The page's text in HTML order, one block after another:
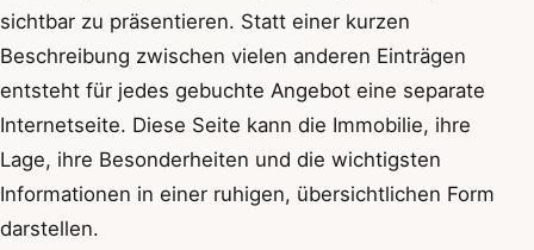
sichtbar zu präsentieren. Statt einer kurzen
Beschreibung zwischen vielen anderen Einträgen
entsteht für jedes gebuchte Angebot eine separate
Internetseite. Diese Seite kann die Immobilie, ihre
Lage, ihre Besonderheiten und die wichtigsten
Informationen in einer ruhigen, übersichtlichen Form
darstellen.